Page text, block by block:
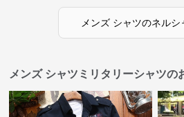
メンズ シャツのネルシ
メンズ シャツミリタリーシャツの